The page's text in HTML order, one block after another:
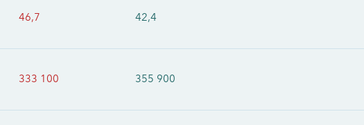
46,7 42,4
333 100 355 900